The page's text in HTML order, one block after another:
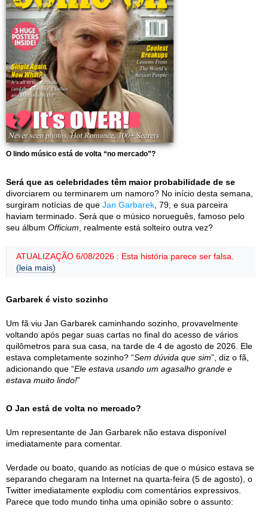
O lindo músico está de volta “no mercado”?
Será que as celebridades têm maior probabilidade de se
divorciarem ou terminarem um namoro? No início desta semana,
surgiram notícias de que Jan Garbarek , 79, e sua parceira
haviam terminado. Será que o músico norueguês, famoso pelo
seu álbum Officium , realmente está solteiro outra vez?
ATUALIZAÇÃO 6/08/2026 : Esta história parece ser falsa.
(leia mais)
Garbarek é visto sozinho
Um fã viu Jan Garbarek caminhando sozinho, provavelmente
voltando após pegar suas cartas no final do acesso de vários
quilômetros para sua casa, na tarde de 4 de agosto de 2026. Ele
estava completamente sozinho? “Sem dúvida que sim”, diz o fã,
adicionando que “Ele estava usando um agasalho grande e
estava muito lindo!”
O Jan está de volta no mercado?
Um representante de Jan Garbarek não estava disponível
imediatamente para comentar.
Verdade ou boato, quando as notícias de que o músico estava se
separando chegaram na Internet na quarta-feira (5 de agosto), o
Twitter imediatamente explodiu com comentários expressivos.
Parece que todo mundo tinha uma opinião sobre o assunto: